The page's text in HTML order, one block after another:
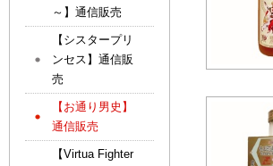
～】通信販売
【シスタープリ
ンセス】通信販
売
【お通り男史】
通信販売
【Virtua Fighter